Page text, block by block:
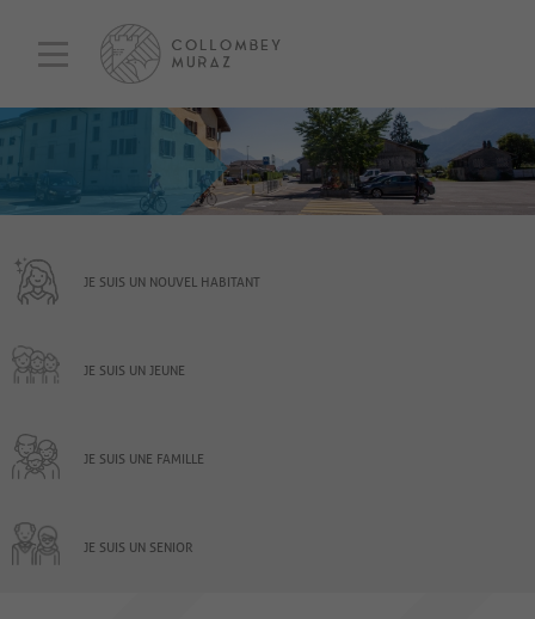
JE SUIS UN NOUVEL HABITANT
JE SUIS UN JEUNE
JE SUIS UNE FAMILLE
JE SUIS UN SENIOR